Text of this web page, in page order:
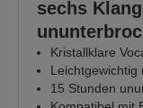
sechs
Kristallklare
Leichtgewichtig
15 Stunden